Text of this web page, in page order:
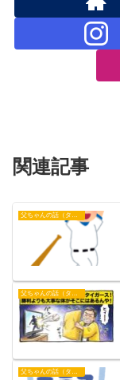
関連記事
父ちゃんの話（タイガース）
父ちゃんの話（タイガース）